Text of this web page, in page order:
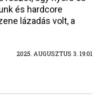
és hardcore
lázadás volt, a
2025. AUGUSZTUS 3. 19:01